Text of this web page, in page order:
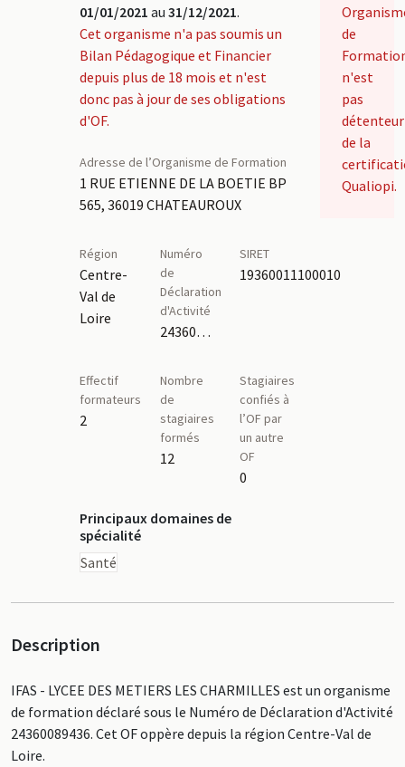
01/01/2021 au 31/12/2021.
Cet organisme n'a pas soumis un
Bilan Pédagogique et Financier
depuis plus de 18 mois et n'est
donc pas à jour de ses obligations
d'OF.
Adresse de l’Organisme de Formation
1 RUE ETIENNE DE LA BOETIE BP
565, 36019 CHATEAUROUX
Région
Centre-
Val de
Loire
Numéro
de
Déclaration
d'Activité
24360089436
SIRET
19360011100010
Effectif
formateurs
2
Nombre
de
stagiaires
formés
12
Stagiaires
confiés à
l’OF par
un autre
OF
0
Principaux domaines de
spécialité
Santé
de
n'est
pas
détenteur
de la
Qualiopi.
Description
IFAS - LYCEE DES METIERS LES CHARMILLES est un organisme
de formation déclaré sous le Numéro de Déclaration d'Activité
24360089436. Cet OF oppère depuis la région Centre-Val de
Loire.